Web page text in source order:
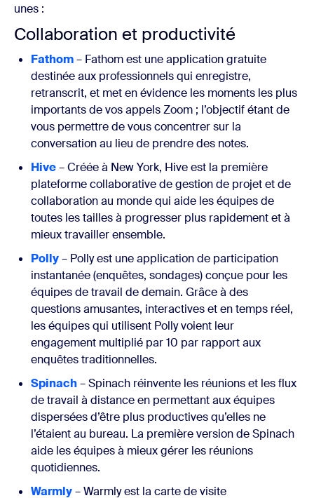
unes :
Collaboration et productivité
Fathom– Fathom est une application gratuite
destinée aux professionnels qui enregistre,
retranscrit, et met en évidence les moments les plus
importants de vos appels Zoom ; l’objectif étant de
vous permettre de vous concentrer sur la
conversation au lieu de prendre des notes.
Hive– Créée à New York, Hive est la première
plateforme collaborative de gestion de projet et de
collaboration au monde qui aide les équipes de
toutes les tailles à progresser plus rapidement et à
mieux travailler ensemble.
Polly– Polly est une application de participation
instantanée (enquêtes, sondages) conçue pour les
équipes de travail de demain. Grâce à des
questions amusantes, interactives et en temps réel,
les équipes qui utilisent Polly voient leur
engagement multiplié par 10 par rapport aux
enquêtes traditionnelles.
Spinach– Spinach réinvente les réunions et les flux
de travail à distance en permettant aux équipes
dispersées d’être plus productives qu’elles ne
l’étaient au bureau. La première version de Spinach
aide les équipes à mieux gérer les réunions
quotidiennes.
Warmly– Warmly est la carte de visite